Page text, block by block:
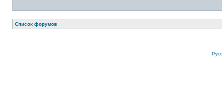
Список форумов